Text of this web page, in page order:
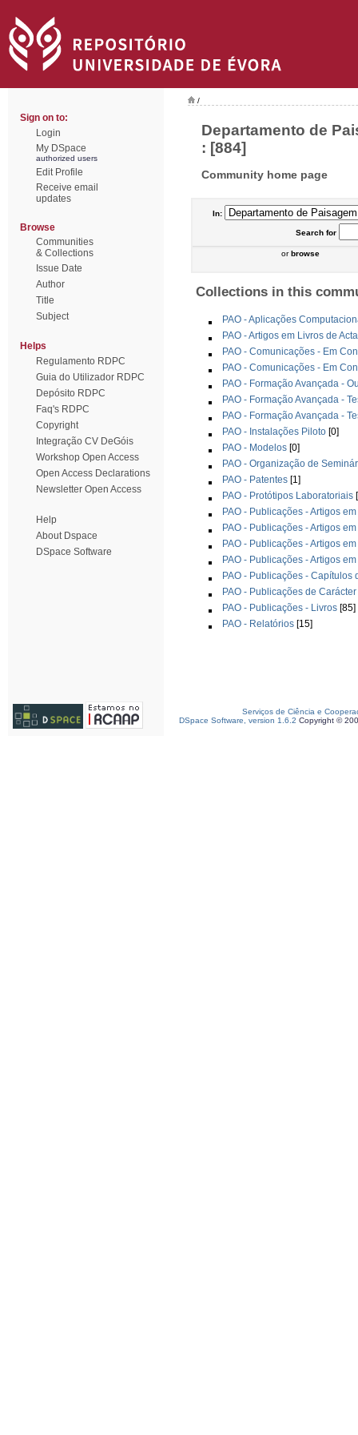
Sign on to:
Login
My DSpace
authorized users
Edit Profile
Receive email
updates
Browse
Communities
& Collections
Issue Date
Author
Title
Subject
Helps
Regulamento RDPC
Guia do Utilizador RDPC
Depósito RDPC
Faq's RDPC
Copyright
Integração CV DeGóis
Workshop Open Access
Open Access Declarations
Newsletter Open Access
Help
About Dspace
DSpace Software
/
Departamento de
: [884]
Community home page
In:
Searchfor
orbrowse
Collections in this
PAO - Aplicações
PAO - Artigos em Livros de
PAO - Comunicações - Em
PAO - Comunicações - Em
PAO - Formação Avançada -
PAO - Formação Avançada -
PAO - Formação Avançada -
PAO - Instalações Piloto [0]
PAO - Modelos [0]
PAO - Organização de
PAO - Patentes [1]
PAO - Protótipos Laboratoriais
PAO - Publicações - Artigos
PAO - Publicações - Artigos
PAO - Publicações - Artigos
PAO - Publicações - Artigos
PAO - Publicações - Capítulos
PAO - Publicações de
PAO - Publicações - Livros [85]
PAO - Relatórios [15]
Serviços de Ciência e
DSpace Software, version 1.6.2 Copyright ©